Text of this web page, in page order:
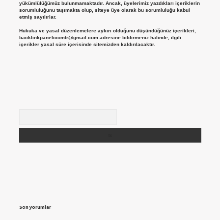
yükümlülüğümüz bulunmamaktadır. Ancak, üyelerimiz yazdıkları içeriklerin
sorumluluğunu taşımakta olup, siteye üye olarak bu sorumluluğu kabul
etmiş sayılırlar.
Hukuka ve yasal düzenlemelere aykırı olduğunu düşündüğünüz içerikleri,
backlinkpanelicomtr@gmail.comadresine bildirmeniz halinde, ilgili
içerikler yasal süre içerisinde sitemizden kaldırılacaktır.
Son yorumlar